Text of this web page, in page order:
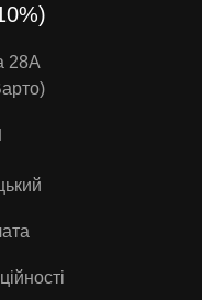
28А